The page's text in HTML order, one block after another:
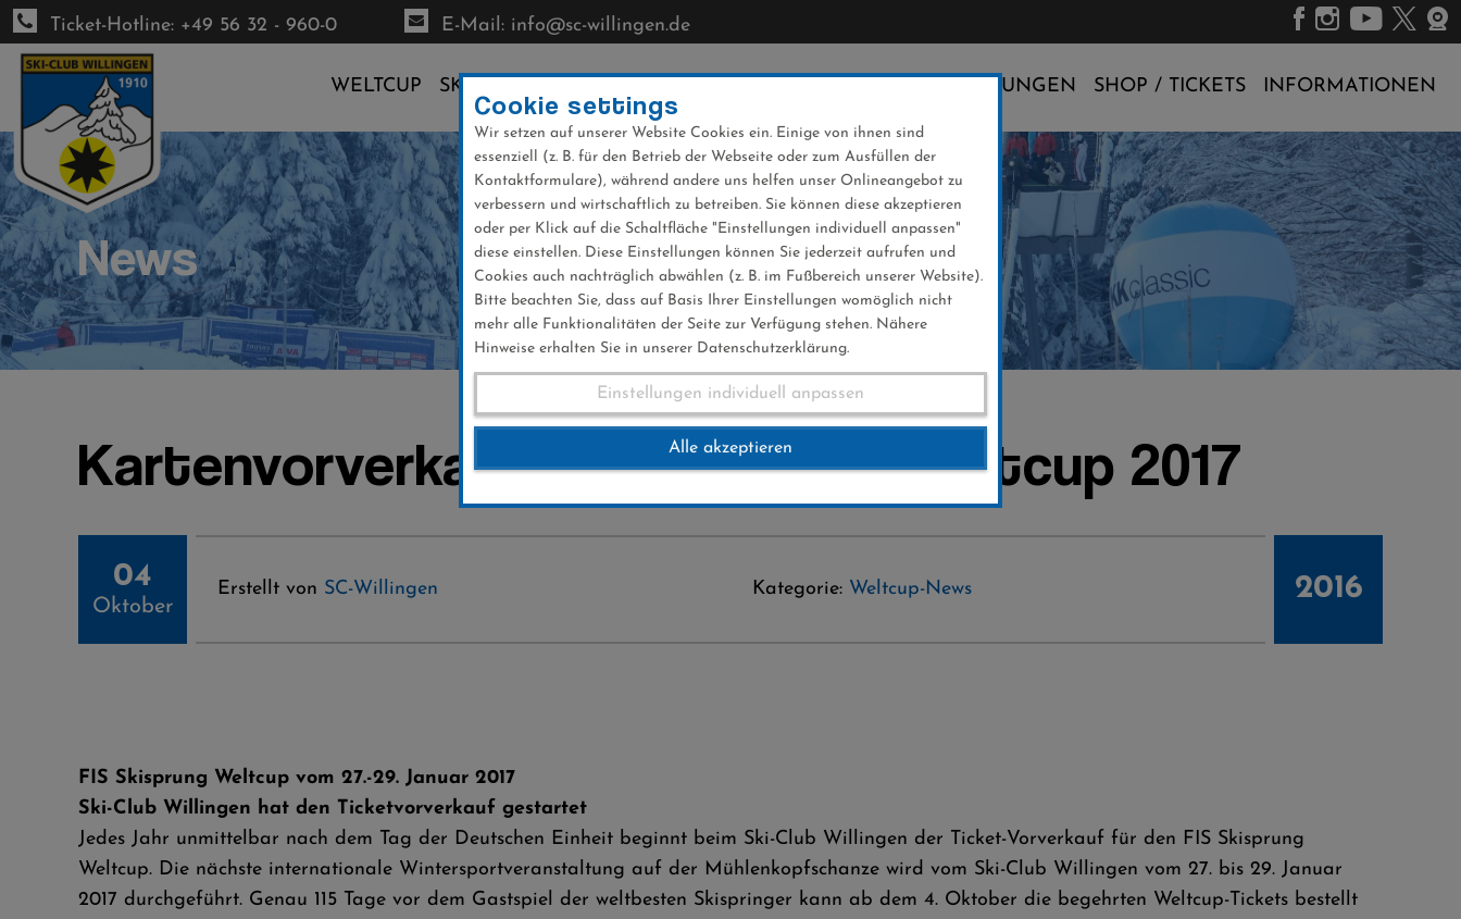
Direkt
zum
Inhalt
Ticket-Hotline: +49 56 32 - 960-0 E-Mail: info@sc-willingen.de
WELTCUP SKI-CLUB VERANSTALTUNGEN SHOP / TICKETS INFORMATIONEN
News
Kartenvorverkauf FIS Skisprung Weltcup 2017
04
Oktober
Erstellt von SC-Willingen Kategorie: Weltcup-News 2016
FIS Skisprung Weltcup vom 27.-29. Januar 2017
Ski-Club Willingen hat den Ticketvorverkauf gestartet
Jedes Jahr unmittelbar nach dem Tag der Deutschen Einheit beginnt beim Ski-Club Willingen der Ticket-Vorverkauf für den FIS Skisprung
Weltcup. Die nächste internationale Wintersportveranstaltung auf der Mühlenkopfschanze wird vom Ski-Club Willingen vom 27. bis 29. Januar
2017 durchgeführt. Genau 115 Tage vor dem Gastspiel der weltbesten Skispringer kann ab dem 4. Oktober die begehrten Weltcup-Tickets bestellt
Cookie settings
Wir setzen auf unserer Website Cookies ein. Einige von ihnen sind
essenziell (z. B. für den Betrieb der Webseite oder zum Ausfüllen der
Kontaktformulare), während andere uns helfen unser Onlineangebot zu
verbessern und wirtschaftlich zu betreiben. Sie können diese akzeptieren
oder per Klick auf die Schaltfläche "Einstellungen individuell anpassen"
diese einstellen. Diese Einstellungen können Sie jederzeit aufrufen und
Cookies auch nachträglich abwählen (z. B. im Fußbereich unserer Website).
Bitte beachten Sie, dass auf Basis Ihrer Einstellungen womöglich nicht
mehr alle Funktionalitäten der Seite zur Verfügung stehen. Nähere
Hinweise erhalten Sie in unserer Datenschutzerklärung.
Einstellungen individuell anpassen
Alle akzeptieren